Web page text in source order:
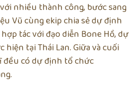
nhiều thành công, bước sang
Vũ cùng ekip chia sẻ dự định
tác với đạo diễn Bone Hồ, dự
tại Thái Lan. Giữa và cuối
đều có dự định tổ chức